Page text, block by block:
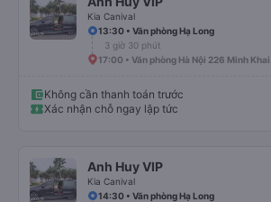
Kia Canival
13:30 • Văn phòng Hạ Long
3 giờ 30 phút
17:00 • Văn phòng Hà Nội 226 Minh Khai
Không cần thanh toán trước
Xác nhận chỗ ngay lập tức
Anh Huy VIP
Kia Canival
14:30 • Văn phòng Hạ Long